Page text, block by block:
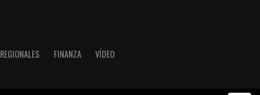
REGIONALES FINANZA VÍDEO